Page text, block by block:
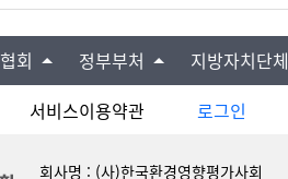
협회 정부부처
지방자치단체
서비스이용약관 로그인
회사명 : (사)한국환경영향평가사회